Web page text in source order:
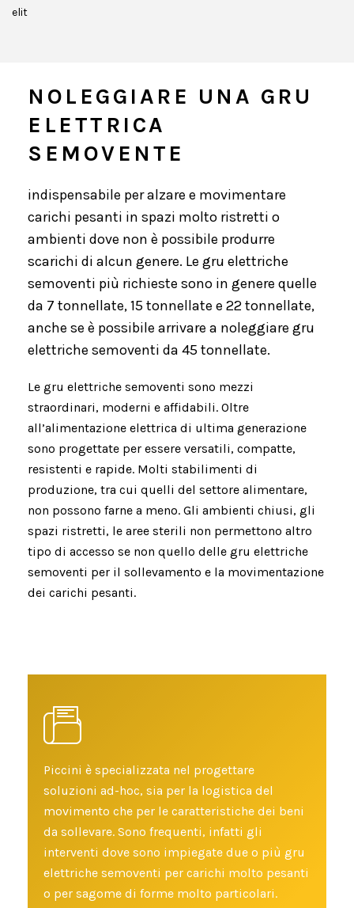
elit
NOLEGGIARE UNA GRU
ELETTRICA
SEMOVENTE
indispensabile per alzare e movimentare
carichi pesanti in spazi molto ristretti o
ambienti dove non è possibile produrre
scarichi di alcun genere. Le gru elettriche
semoventi più richieste sono in genere quelle
da 7 tonnellate, 15 tonnellate e 22 tonnellate,
anche se è possibile arrivare a noleggiare gru
elettriche semoventi da 45 tonnellate.
Le gru elettriche semoventi sono mezzi
straordinari, moderni e affidabili. Oltre
all’alimentazione elettrica di ultima generazione
sono progettate per essere versatili, compatte,
resistenti e rapide. Molti stabilimenti di
produzione, tra cui quelli del settore alimentare,
non possono farne a meno. Gli ambienti chiusi, gli
spazi ristretti, le aree sterili non permettono altro
tipo di accesso se non quello delle gru elettriche
semoventi per il sollevamento e la movimentazione
dei carichi pesanti.
Piccini è specializzata nel progettare
soluzioni ad-hoc, sia per la logistica del
movimento che per le caratteristiche dei beni
da sollevare. Sono frequenti, infatti gli
interventi dove sono impiegate due o più gru
elettriche semoventi per carichi molto pesanti
o per sagome di forme molto particolari.